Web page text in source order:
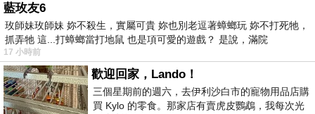
藍玫友6
玫師妹玫師妹 妳不殺生，實屬可貴 妳也別老逗著蟑螂玩 妳不打死牠，
抓弄牠 這...打蟑螂當打地鼠 也是項可愛的遊戲？ 是說，滿院
17 小時前
歡迎回家，Lando！
三個星期前的週六，去伊利沙白市的寵物用品店購
買 Kylo 的零食。那家店有賣虎皮鸚鵡，我每次光